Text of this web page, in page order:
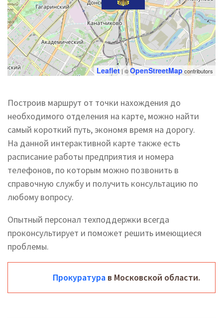
Leaflet| ©OpenStreetMap contributors
Построив маршрут от точки нахождения до
необходимого отделения на карте, можно найти
самый короткий путь, экономя время на дорогу.
На данной интерактивной карте также есть
расписание работы предприятия и номера
телефонов, по которым можно позвонить в
справочную службу и получить консультацию по
любому вопросу.
Опытный персонал техподдержки всегда
проконсультирует и поможет решить имеющиеся
проблемы.
Прокуратура в Московской области.